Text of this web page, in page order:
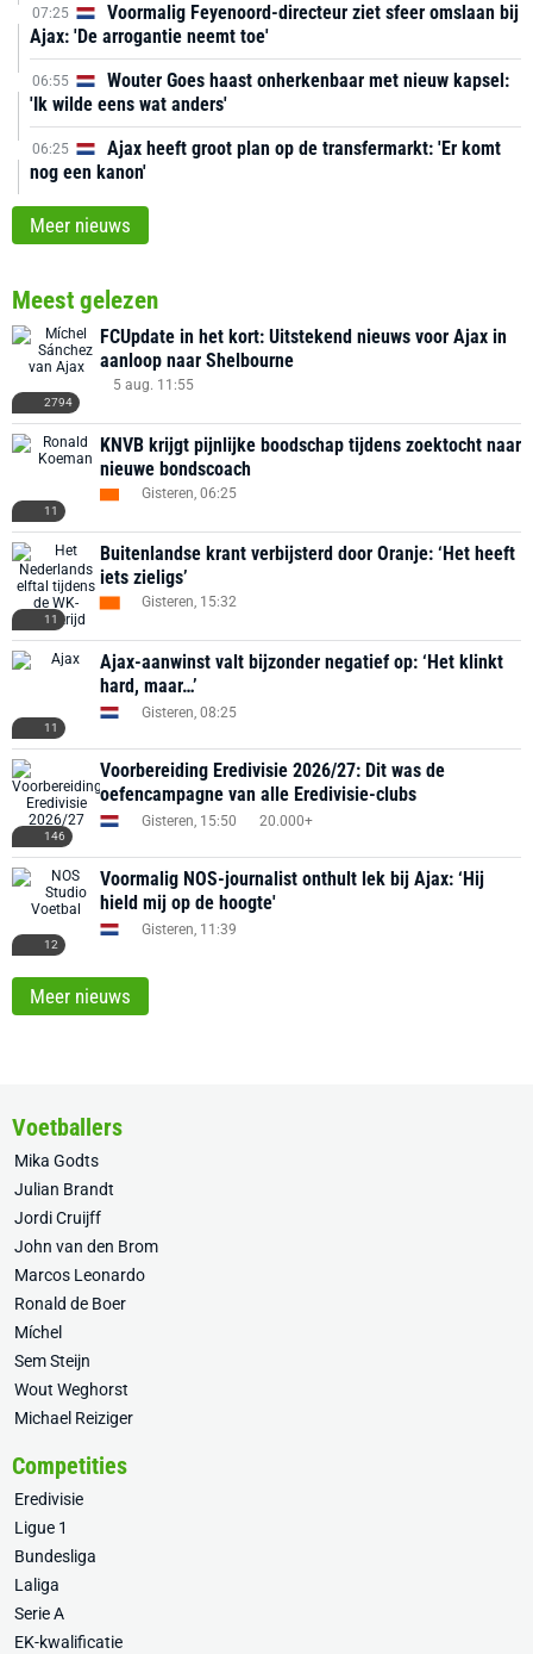
07:25
Voormalig Feyenoord-directeur ziet sfeer omslaan bij
Ajax: 'De arrogantie neemt toe'
06:55
Wouter Goes haast onherkenbaar met nieuw kapsel:
'Ik wilde eens wat anders'
06:25
Ajax heeft groot plan op de transfermarkt: 'Er komt
nog een kanon'
Meer nieuws
Meest gelezen
2794
FCUpdate in het kort: Uitstekend nieuws voor Ajax in
aanloop naar Shelbourne
5 aug. 11:55
11
KNVB krijgt pijnlijke boodschap tijdens zoektocht naar
nieuwe bondscoach
Gisteren, 06:25
11
Buitenlandse krant verbijsterd door Oranje: ‘Het heeft
iets zieligs’
Gisteren, 15:32
11
Ajax-aanwinst valt bijzonder negatief op: ‘Het klinkt
hard, maar…’
Gisteren, 08:25
146
Voorbereiding Eredivisie 2026/27: Dit was de
oefencampagne van alle Eredivisie-clubs
Gisteren, 15:50 20.000+
12
Voormalig NOS-journalist onthult lek bij Ajax: ‘Hij
hield mij op de hoogte'
Gisteren, 11:39
Meer nieuws
Voetballers
Mika Godts
Julian Brandt
Jordi Cruijff
John van den Brom
Marcos Leonardo
Ronald de Boer
Míchel
Sem Steijn
Wout Weghorst
Michael Reiziger
Competities
Eredivisie
Ligue 1
Bundesliga
Laliga
Serie A
EK-kwalificatie